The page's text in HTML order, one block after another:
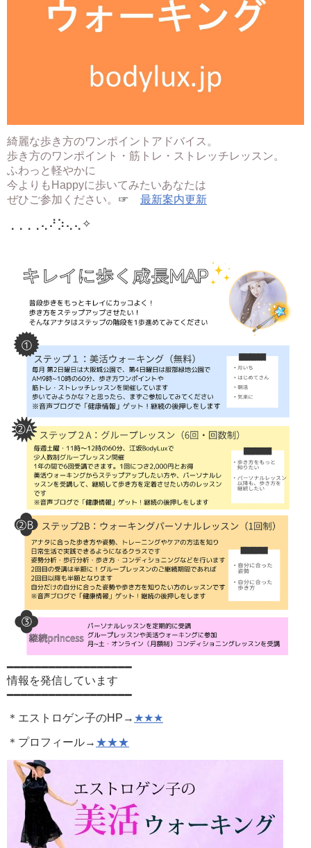
綺麗な歩き方のワンポイントアドバイス。
歩き方のワンポイント・筋トレ・ストレッチレッスン。
ふわっと軽やかに
今よりもHappyに歩いてみたいあなたは
ぜひご参加ください。 ☞ 最新案内更新
⢀⢀⢀⢀⢄⠜⡱⢄⢄ ✧
━━━━━━━━━━━━━━━━━━
情報を発信しています
━━━━━━━━━━━━━━━━━━
＊エストロゲン子のHP→ ★★★
＊プロフィール→ ★★★